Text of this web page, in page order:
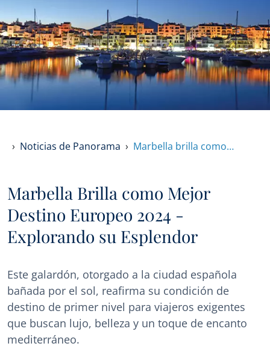
Noticias de Panorama Marbella brilla como…
Marbella Brilla como Mejor
Destino Europeo 2024 -
Explorando su Esplendor
Este galardón, otorgado a la ciudad española
bañada por el sol, reafirma su condición de
destino de primer nivel para viajeros exigentes
que buscan lujo, belleza y un toque de encanto
mediterráneo.